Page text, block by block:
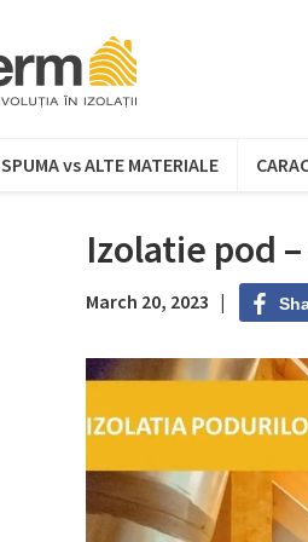
SPUMA vs ALTE MATERIALE
Izolatie pod
March 20, 2023 |